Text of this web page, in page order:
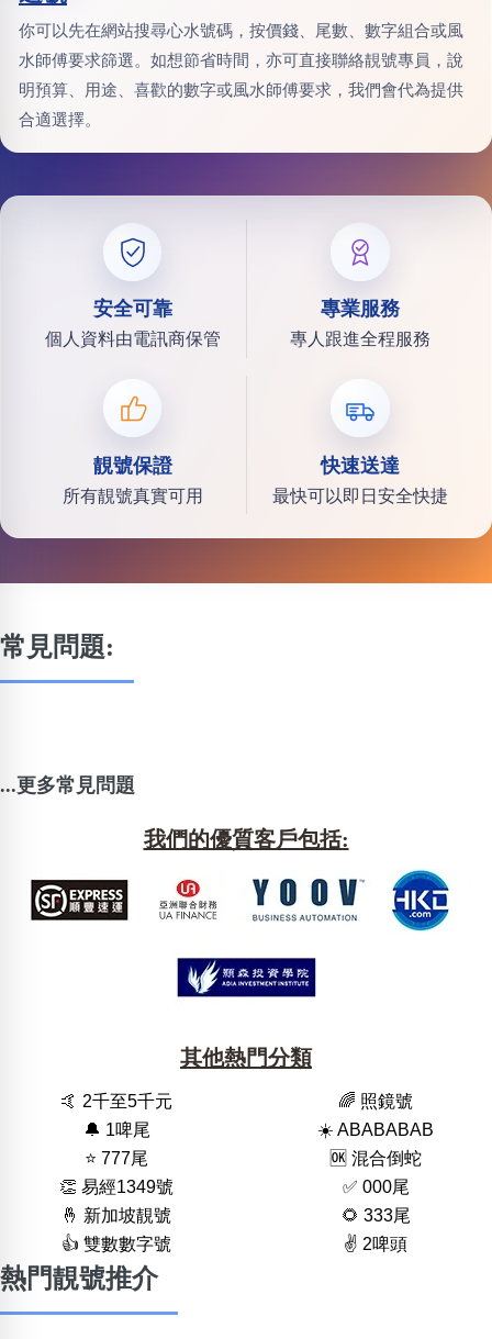
你可以先在網站搜尋心水號碼，按價錢、尾數、數字組合或風
水師傅要求篩選。如想節省時間，亦可直接聯絡靚號專員，說
明預算、用途、喜歡的數字或風水師傅要求，我們會代為提供
合適選擇。
安全可靠
個人資料由電訊商保管
專業服務
專人跟進全程服務
靚號保證
所有靚號真實可用
快速送達
最快可以即日安全快捷
常見問題:
...更多常見問題
我們的優質客戶包括:
其他熱門分類
🤙 2千至5千元
🌈 照鏡號
🔔 1啤尾
☀️ ABABABAB
⭐️ 777尾
🆗️ 混合倒蛇
👏 易經1349號
✅ 000尾
🤞 新加坡靚號
🌻 333尾
👍 雙數數字號
✌️ 2啤頭
熱門靚號推介